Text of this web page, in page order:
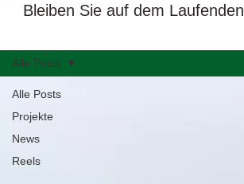
Bleiben Sie auf dem Laufenden
Alle Posts
Projekte
News
Reels
Alle Posts